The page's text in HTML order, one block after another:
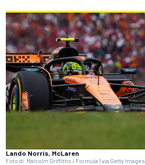
Lando Norris, McLaren
Foto di: Malcolm Griffiths / Formula 1 via Getty Images